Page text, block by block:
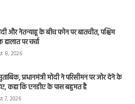
और नेतन्याहू के बीच फोन पर बातचीत, पश्चिम
पर चर्चा
8, 2026
प्रधानमंत्री मोदी ने परिसीमन पर जोर देने के
कहा कि एनडीए के पास बहुमत है
7, 2026